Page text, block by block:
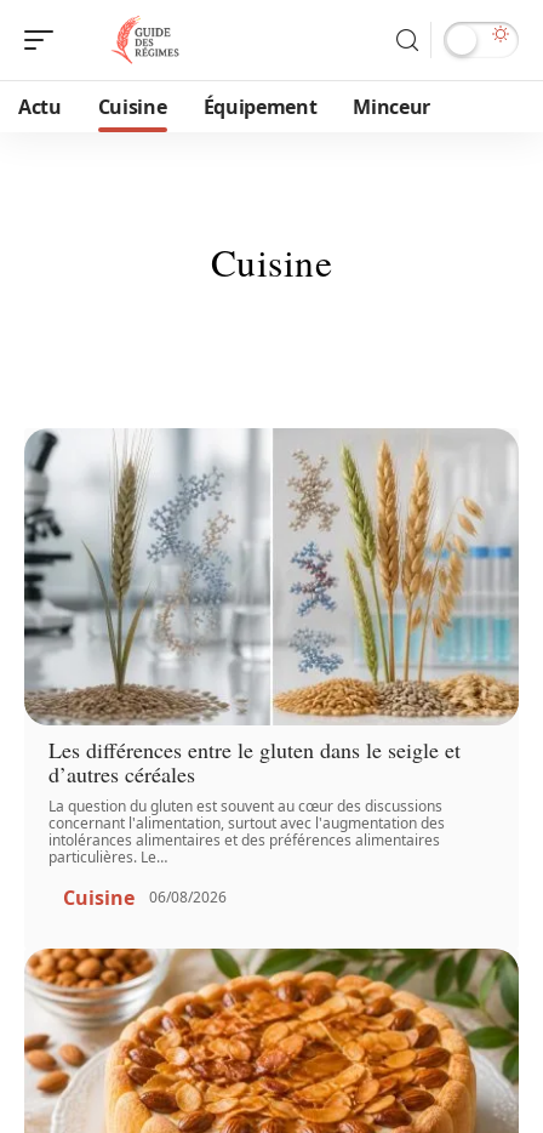
Actu Cuisine Équipement Minceur
Cuisine
Les différences entre le gluten dans le seigle et
d’autres céréales
La question du gluten est souvent au cœur des discussions
concernant l'alimentation, surtout avec l'augmentation des
intolérances alimentaires et des préférences alimentaires
particulières. Le…
Cuisine 06/08/2026